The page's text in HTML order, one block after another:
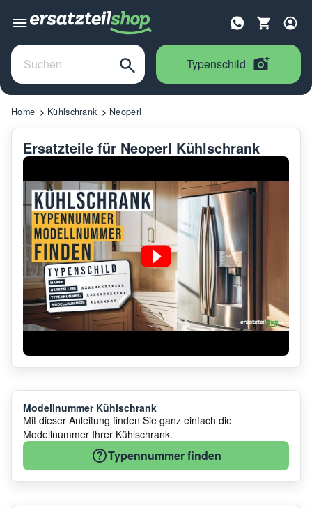
Typenschild
Home Kühlschrank Neoperl
Ersatzteile für Neoperl Kühlschrank
Modellnummer Kühlschrank
Mit dieser Anleitung finden Sie ganz einfach die
Modellnummer Ihrer Kühlschrank.
Typennummer finden